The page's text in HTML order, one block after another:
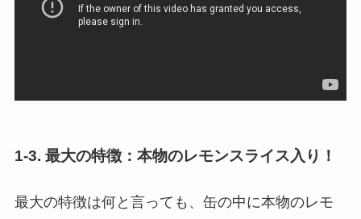
1-3. 最大の特徴：本物のレモンスライス入り！
最大の特徴は何と言っても、缶の中に本物のレモ